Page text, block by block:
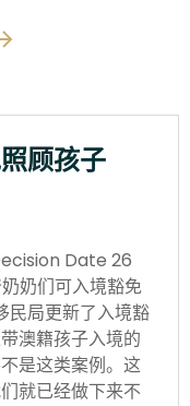
顾孩子
Date 26
奶们可入境豁免
民局更新了入境豁
澳籍孩子入境的
是这类案例。这
就已经做下来不